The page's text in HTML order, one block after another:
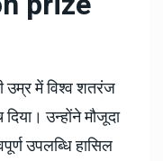
में विश्व शतरंज
उन्होंने मौजूदा
उपलब्धि हासिल